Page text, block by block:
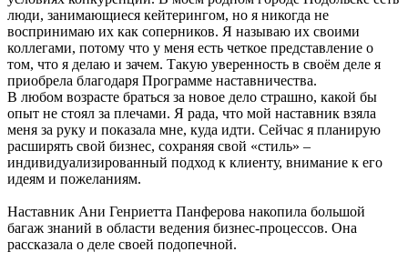
люди, занимающиеся кейтерингом, но я никогда не
воспринимаю их как соперников. Я называю их своими
коллегами, потому что у меня есть четкое представление о
том, что я делаю и зачем. Такую уверенность в своём деле я
приобрела благодаря Программе наставничества.
В любом возрасте браться за новое дело страшно, какой бы
опыт не стоял за плечами. Я рада, что мой наставник взяла
меня за руку и показала мне, куда идти. Сейчас я планирую
расширять свой бизнес, сохраняя свой «стиль» –
индивидуализированный подход к клиенту, внимание к его
идеям и пожеланиям.
Наставник Ани Генриетта Панферова накопила большой
багаж знаний в области ведения бизнес-процессов. Она
рассказала о деле своей подопечной.